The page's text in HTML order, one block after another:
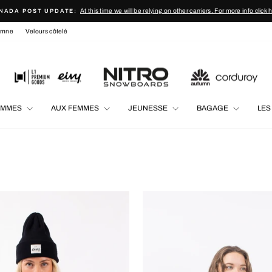
Diaporama
POST UPDATE: At this time we will be relying on other carriers. For more info click
Velours côtelé
AUX FEMMES JEUNESSE BAGAGE